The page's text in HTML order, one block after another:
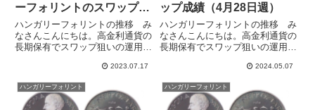
ーフォリントのスワップ成
績（7月9日週）
ハンガリーフォリントの推移 み
なさんこんにちは。高金利通貨の
長期保有でスワップ狙いの運用を
利は13.00%と高くなっています
が、金融政策が引き締めから緩和
に転換してきています。円高＋フ
ォリント安の合わせ技で前の...
2023.07.17
ップ成績（4月28日週）
ハンガリーフォリントの推移 み
なさんこんにちは。高金利通貨の
長期保有でスワップ狙いの運用を
（correlation）に注目し通貨ペア
を組み合わせることによって、為
替変動の影響を抑えて安定的にス
ワップを積み上げるこ...
2024.05.07
ハンガリーフォリント ハンガリーフォリント